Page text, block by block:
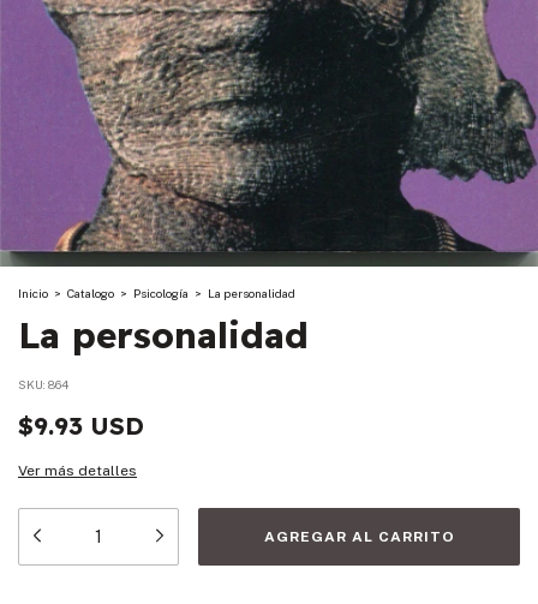
Inicio > Catalogo > Psicología > La personalidad
La personalidad
SKU: 864
$9.93 USD
Ver más detalles